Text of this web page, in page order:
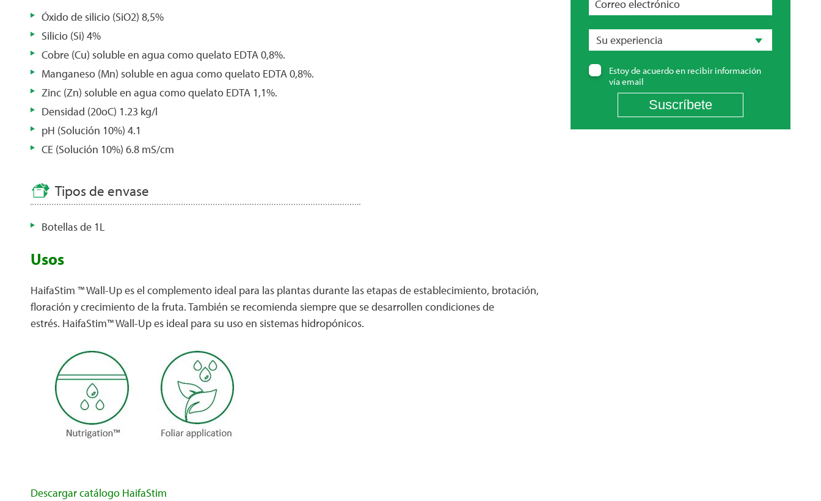
Correo electrónico
experiencia
Su experiencia
Estoy de acuerdo en recibir información
vía email
Óxido de silicio (SiO2) 8,5%
Silicio (Si) 4%
Cobre (Cu) soluble en agua como quelato EDTA 0,8%.
Manganeso (Mn) soluble en agua como quelato EDTA 0,8%.
Zinc (Zn) soluble en agua como quelato EDTA 1,1%.
Densidad (20oC) 1.23 kg/l
pH (Solución 10%) 4.1
CE (Solución 10%) 6.8 mS/cm
Tipos de envase
Botellas de 1L
Usos
HaifaStim ™ Wall-Up es el complemento ideal para las plantas durante las etapas de establecimiento, brotación,
floración y crecimiento de la fruta. También se recomienda siempre que se desarrollen condiciones de
estrés. HaifaStim™ Wall-Up es ideal para su uso en sistemas hidropónicos.
Descargar catálogo HaifaStim